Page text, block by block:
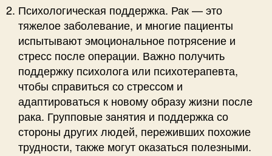
Психологическая поддержка. Рак — это
тяжелое заболевание, и многие пациенты
испытывают эмоциональное потрясение и
стресс после операции. Важно получить
поддержку психолога или психотерапевта,
чтобы справиться со стрессом и
адаптироваться к новому образу жизни после
рака. Групповые занятия и поддержка со
стороны других людей, переживших похожие
трудности, также могут оказаться полезными.